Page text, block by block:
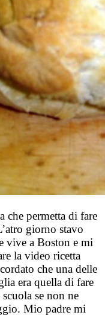
che permetta di fare
giorno stavo
vive a Boston e mi
la video ricetta
che una delle
era quella di fare
se non ne
Mio padre mi